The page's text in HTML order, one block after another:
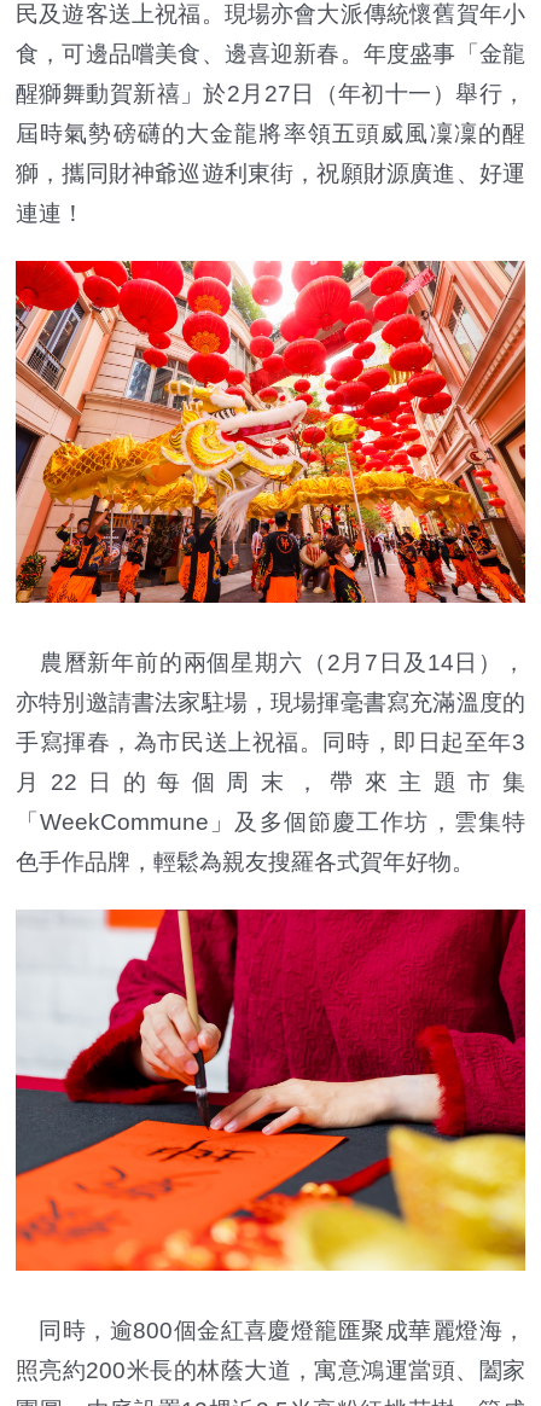
民及遊客送上祝福。現場亦會大派傳統懷舊賀年小
食，可邊品嚐美食、邊喜迎新春。年度盛事「金龍
醒獅舞動賀新禧」於2月27日（年初十一）舉行，
屆時氣勢磅礴的大金龍將率領五頭威風凜凜的醒
獅，攜同財神爺巡遊利東街，祝願財源廣進、好運
連連！
農曆新年前的兩個星期六（2月7日及14日），
亦特別邀請書法家駐場，現場揮毫書寫充滿溫度的
手寫揮春，為市民送上祝福。同時，即日起至年3
月22日的每個周末，帶來主題市集
「WeekCommune」及多個節慶工作坊，雲集特
色手作品牌，輕鬆為親友搜羅各式賀年好物。
同時，逾800個金紅喜慶燈籠匯聚成華麗燈海，
照亮約200米長的林蔭大道，寓意鴻運當頭、闔家